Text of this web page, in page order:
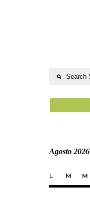
Agosto 2026
L M M